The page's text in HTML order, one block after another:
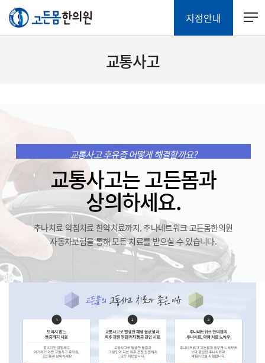
지점안내
교통사고
교통사고 후유증 어떻게 해결할까요?
교통사고는 고든몸과
상의하세요.
추나치료 약침치료 한약치료까지, 추나네트워크 고든몸한의원
자동차보험을 통해 모든 치료를 받으실 수 있습니다.